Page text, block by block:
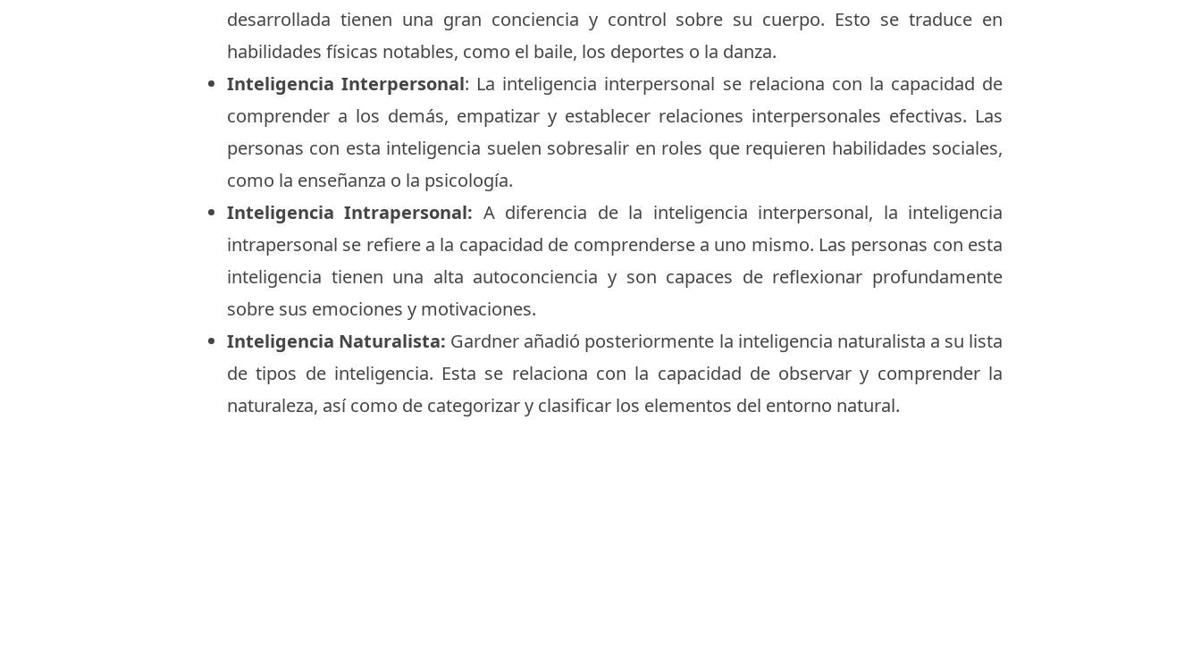
desarrollada tienen una gran conciencia y control sobre su cuerpo. Esto se traduce en
habilidades físicas notables, como el baile, los deportes o la danza.
Inteligencia Interpersonal: La inteligencia interpersonal se relaciona con la capacidad de
comprender a los demás, empatizar y establecer relaciones interpersonales efectivas. Las
personas con esta inteligencia suelen sobresalir en roles que requieren habilidades sociales,
como la enseñanza o la psicología.
Inteligencia Intrapersonal: A diferencia de la inteligencia interpersonal, la inteligencia
intrapersonal se refiere a la capacidad de comprenderse a uno mismo. Las personas con esta
inteligencia tienen una alta autoconciencia y son capaces de reflexionar profundamente
sobre sus emociones y motivaciones.
Inteligencia Naturalista: Gardner añadió posteriormente la inteligencia naturalista a su lista
de tipos de inteligencia. Esta se relaciona con la capacidad de observar y comprender la
naturaleza, así como de categorizar y clasificar los elementos del entorno natural.